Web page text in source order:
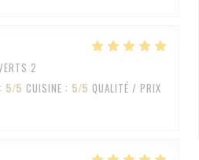
2
: 5/5 CUISINE : 5/5 QUALITÉ / PRIX